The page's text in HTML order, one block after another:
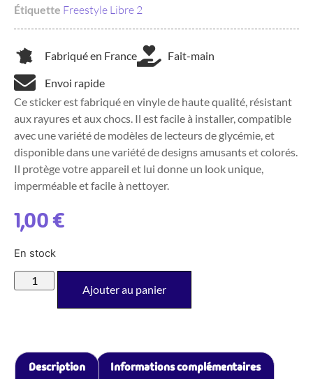
Étiquette Freestyle Libre 2
Fabriqué en France Fait-main
Envoi rapide
Ce sticker est fabriqué en vinyle de haute qualité, résistant
aux rayures et aux chocs. Il est facile à installer, compatible
avec une variété de modèles de lecteurs de glycémie, et
disponible dans une variété de designs amusants et colorés.
Il protège votre appareil et lui donne un look unique,
imperméable et facile à nettoyer.
1,00€
En stock
Ajouter au panier
Description Informations complémentaires